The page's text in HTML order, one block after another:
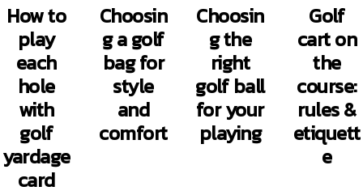
How to
play
each
hole
with
golf
yardage
card
Choosin
g a golf
bag for
style
and
comfort
Choosin
g the
right
golf ball
for your
playing
Golf
cart on
the
course:
rules &
etiquett
e